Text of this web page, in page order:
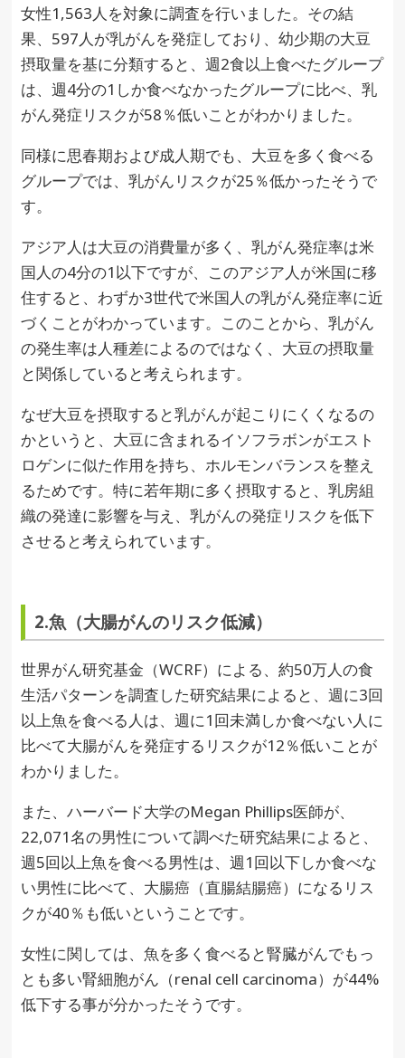
女性1,563人を対象に調査を行いました。その結
果、597人が乳がんを発症しており、幼少期の大豆
摂取量を基に分類すると、週2食以上食べたグループ
は、週4分の1しか食べなかったグループに比べ、乳
がん発症リスクが58％低いことがわかりました。
同様に思春期および成人期でも、大豆を多く食べる
グループでは、乳がんリスクが25％低かったそうで
す。
アジア人は大豆の消費量が多く、乳がん発症率は米
国人の4分の1以下ですが、このアジア人が米国に移
住すると、わずか3世代で米国人の乳がん発症率に近
づくことがわかっています。このことから、乳がん
の発生率は人種差によるのではなく、大豆の摂取量
と関係していると考えられます。
なぜ大豆を摂取すると乳がんが起こりにくくなるの
かというと、大豆に含まれるイソフラボンがエスト
ロゲンに似た作用を持ち、ホルモンバランスを整え
るためです。特に若年期に多く摂取すると、乳房組
織の発達に影響を与え、乳がんの発症リスクを低下
させると考えられています。
2.魚（大腸がんのリスク低減）
世界がん研究基金（WCRF）による、約50万人の食
生活パターンを調査した研究結果によると、週に3回
以上魚を食べる人は、週に1回未満しか食べない人に
比べて大腸がんを発症するリスクが12％低いことが
わかりました。
また、ハーバード大学のMegan Phillips医師が、
22,071名の男性について調べた研究結果によると、
週5回以上魚を食べる男性は、週1回以下しか食べな
い男性に比べて、大腸癌（直腸結腸癌）になるリス
クが40％も低いということです。
女性に関しては、魚を多く食べると腎臓がんでもっ
とも多い腎細胞がん（renal cell carcinoma）が44%
低下する事が分かったそうです。